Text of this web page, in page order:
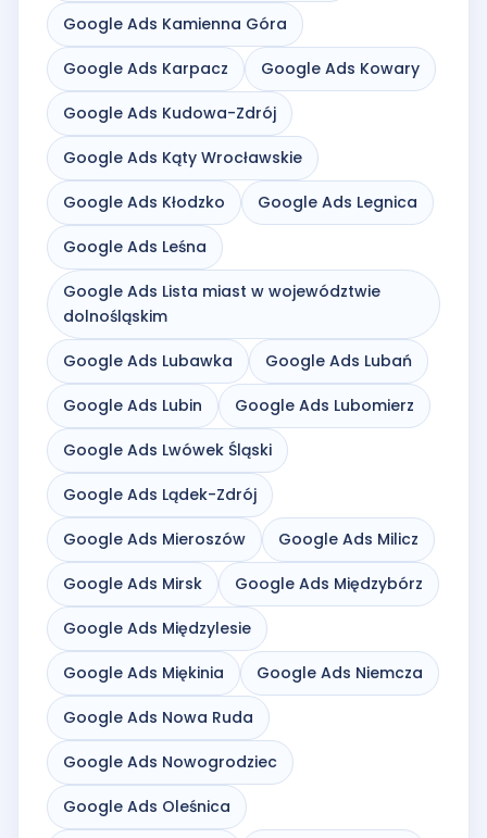
Google Ads Kamienna Góra
Google Ads Karpacz Google Ads Kowary
Google Ads Kudowa-Zdrój
Google Ads Kąty Wrocławskie
Google Ads Kłodzko Google Ads Legnica
Google Ads Leśna
Google Ads Lista miast w województwie
dolnośląskim
Google Ads Lubawka Google Ads Lubań
Google Ads Lubin Google Ads Lubomierz
Google Ads Lwówek Śląski
Google Ads Lądek-Zdrój
Google Ads Mieroszów Google Ads Milicz
Google Ads Mirsk Google Ads Międzybórz
Google Ads Międzylesie
Google Ads Miękinia Google Ads Niemcza
Google Ads Nowa Ruda
Google Ads Nowogrodziec
Google Ads Oleśnica